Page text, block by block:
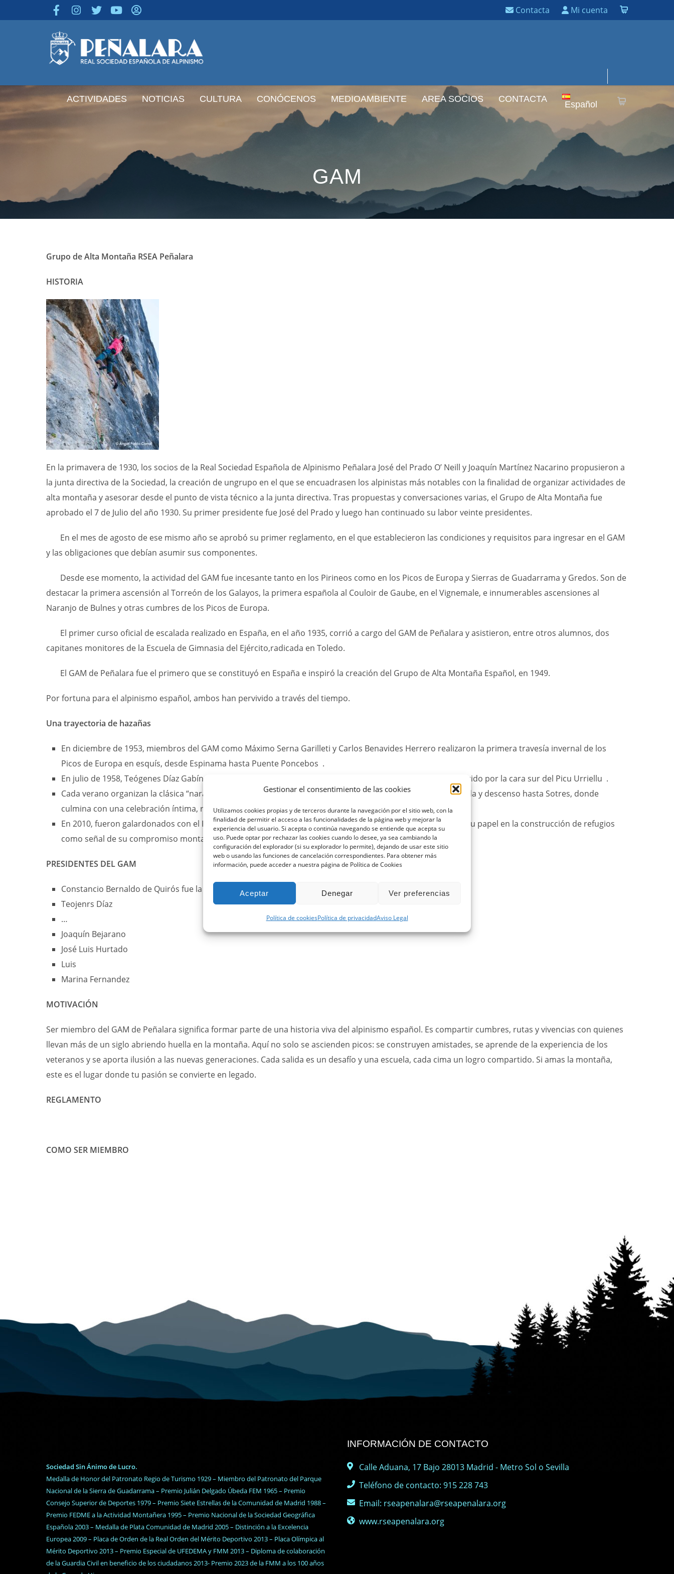
Gestionar el consentimiento de las cookies
Utilizamos cookies propias y de terceros durante la navegación por el sitio web, con la
finalidad de permitir el acceso a las funcionalidades de la página web y mejorar la
experiencia del usuario. Si acepta o continúa navegando se entiende que acepta su
uso. Puede optar por rechazar las cookies cuando lo desee, ya sea cambiando la
configuración del explorador (si su explorador lo permite), dejando de usar este sitio
web o usando las funciones de cancelación correspondientes. Para obtener más
información, puede acceder a nuestra página de Política de Cookies
Aceptar Denegar Ver preferencias
Política de cookiesPolítica de privacidadAviso Legal
Contacta Mi cuenta
ACTIVIDADES NOTICIAS CULTURA CONÓCENOS MEDIOAMBIENTE AREA SOCIOS CONTACTA
Español
GAM
Grupo de Alta Montaña RSEA Peñalara
HISTORIA
En la primavera de 1930, los socios de la Real Sociedad Española de Alpinismo Peñalara José del Prado O’ Neill y Joaquín Martínez Nacarino propusieron a
la junta directiva de la Sociedad, la creación de ungrupo en el que se encuadrasen los alpinistas más notables con la finalidad de organizar actividades de
alta montaña y asesorar desde el punto de vista técnico a la junta directiva. Tras propuestas y conversaciones varias, el Grupo de Alta Montaña fue
aprobado el 7 de Julio del año 1930. Su primer presidente fue José del Prado y luego han continuado su labor veinte presidentes.
En el mes de agosto de ese mismo año se aprobó su primer reglamento, en el que establecieron las condiciones y requisitos para ingresar en el GAM
y las obligaciones que debían asumir sus componentes.
Desde ese momento, la actividad del GAM fue incesante tanto en los Pirineos como en los Picos de Europa y Sierras de Guadarrama y Gredos. Son de
destacar la primera ascensión al Torreón de los Galayos, la primera española al Couloir de Gaube, en el Vignemale, e innumerables ascensiones al
Naranjo de Bulnes y otras cumbres de los Picos de Europa.
El primer curso oficial de escalada realizado en España, en el año 1935, corrió a cargo del GAM de Peñalara y asistieron, entre otros alumnos, dos
capitanes monitores de la Escuela de Gimnasia del Ejército,radicada en Toledo.
El GAM de Peñalara fue el primero que se constituyó en España e inspiró la creación del Grupo de Alta Montaña Español, en 1949.
Por fortuna para el alpinismo español, ambos han pervivido a través del tiempo.
Una trayectoria de hazañas
En diciembre de 1953, miembros del GAM como Máximo Serna Garilleti y Carlos Benavides Herrero realizaron la primera travesía invernal de los
Picos de Europa en esquís, desde Espinama hasta Puente Poncebos .
En julio de 1958, Teógenes Díaz Gabín, Florencio Fuentes Gómara y Adolfo Herráez trazaron un nuevo recorrido por la cara sur del Picu Urriellu .
Cada verano organizan la clásica “naranjada”: una jornada que incluye ascenso al Naranjo de Bulnes, escalada y descenso hasta Sotres, donde
culmina con una celebración íntima, reforzando su conexión histórica con la montaña .
En 2010, fueron galardonados con el Premio Urriellu por su estrecha vinculación con los Picos de Europa y su papel en la construcción de refugios
como señal de su compromiso montañero
PRESIDENTES DEL GAM
Constancio Bernaldo de Quirós fue la figura fundacional en 1913.
Teojenrs Díaz
…
Joaquín Bejarano
José Luis Hurtado
Luis
Marina Fernandez
MOTIVACIÓN
Ser miembro del GAM de Peñalara significa formar parte de una historia viva del alpinismo español. Es compartir cumbres, rutas y vivencias con quienes
llevan más de un siglo abriendo huella en la montaña. Aquí no solo se ascienden picos: se construyen amistades, se aprende de la experiencia de los
veteranos y se aporta ilusión a las nuevas generaciones. Cada salida es un desafío y una escuela, cada cima un logro compartido. Si amas la montaña,
este es el lugar donde tu pasión se convierte en legado.
REGLAMENTO
COMO SER MIEMBRO
Sociedad Sin Ánimo de Lucro.
Medalla de Honor del Patronato Regio de Turismo 1929 – Miembro del Patronato del Parque
Nacional de la Sierra de Guadarrama – Premio Julián Delgado Úbeda FEM 1965 – Premio
Consejo Superior de Deportes 1979 – Premio Siete Estrellas de la Comunidad de Madrid 1988 –
Premio FEDME a la Actividad Montañera 1995 – Premio Nacional de la Sociedad Geográfica
Española 2003 – Medalla de Plata Comunidad de Madrid 2005 – Distinción a la Excelencia
Europea 2009 – Placa de Orden de la Real Orden del Mérito Deportivo 2013 – Placa Olímpica al
Mérito Deportivo 2013 – Premio Especial de UFEDEMA y FMM 2013 – Diploma de colaboración
de la Guardia Civil en beneficio de los ciudadanos 2013- Premio 2023 de la FMM a los 100 años
INFORMACIÓN DE CONTACTO
Calle Aduana, 17 Bajo 28013 Madrid - Metro Sol o Sevilla
Teléfono de contacto: 915 228 743
Email: rseapenalara@rseapenalara.org
www.rseapenalara.org